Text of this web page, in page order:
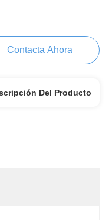
Contacta Ahora
Del Producto